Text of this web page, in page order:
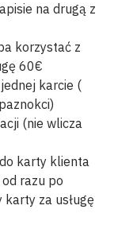
na drugą z
korzystać z
60€
karcie (
(nie wlicza
karty klienta
razu po
karty za usługę